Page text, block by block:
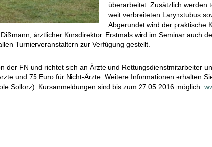
überarbeitet. Zusätzlich werden
weit verbreiteten Larynxtubus
Abgerundet wird der praktische
ärztlicher Kursdirektor. Erstmals wird im Seminar auch
Turnierveranstaltern zur Verfügung gestellt.
der FN und richtet sich an Ärzte und Rettungsdienstmitarbeiter
und 75 Euro für Nicht-Ärzte. Weitere Informationen erhalten
Sollorz). Kursanmeldungen sind bis zum 27.05.2016 möglich.